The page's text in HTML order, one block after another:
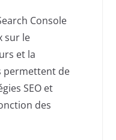
Console
sur le
et la
permettent de
SEO et
des